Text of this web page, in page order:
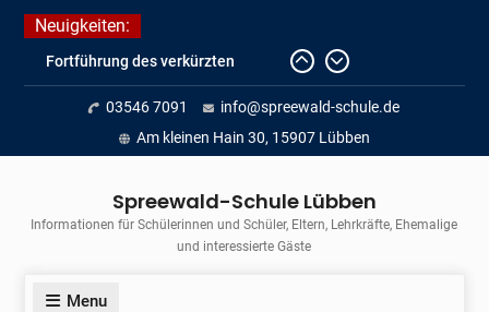
Skip
content
Neuigkeiten:
Fortführung des verkürzten
Unterrichts aufgrund der hohen
Temperaturen (22.06. bis
voraussichtlich zum 26.06.2026)
Journalismus hautnah
Insellauf 2026
03546 7091
info@spreewald-schule.de
Am kleinen Hain 30, 15907 Lübben
Spreewald-Schule Lübben
Informationen für Schülerinnen und Schüler, Eltern, Lehrkräfte, Ehemalige
und interessierte Gäste
Menu